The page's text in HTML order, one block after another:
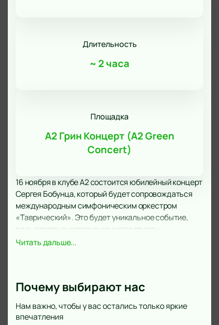
Длительность
~ 2 часа
Площадка
А2 Грин Концерт (A2 Green
Concert)
16 ноября в клубе А2 состоится юбилейный концерт
Сергея Бобунца, который будет сопровождаться
международным симфоническим оркестром
«Таврический». Это будет уникальное событие,
ведь впервые исполнение хитов группы
«Смысловые Галлюцинации» и лучших сольных
карьеру Сергей Бобунец пережил многое, но не
стали опорой для многих поколений, они
Читать дальше...
Почему выбирают нас
Нам важно, чтобы у вас остались только яркие
впечатления